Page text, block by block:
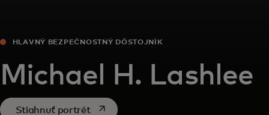
HLAVNÝ BEZPEČNOSTNÝ DÔSTOJNÍK
Michael H. Lashlee
Stiahnuť portrétopens in a new tab